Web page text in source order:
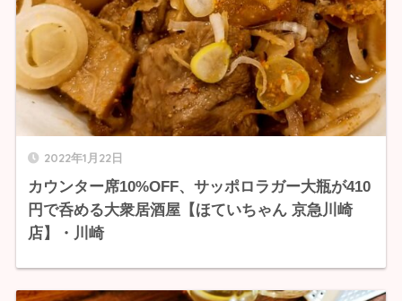
2022年1月22日
カウンター席10%OFF、サッポロラガー大瓶が410
円で呑める大衆居酒屋【ほていちゃん 京急川崎
店】・川崎